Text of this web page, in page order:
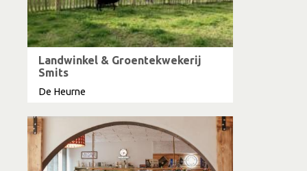
Landwinkel & Groentekwekerij
Smits
De Heurne